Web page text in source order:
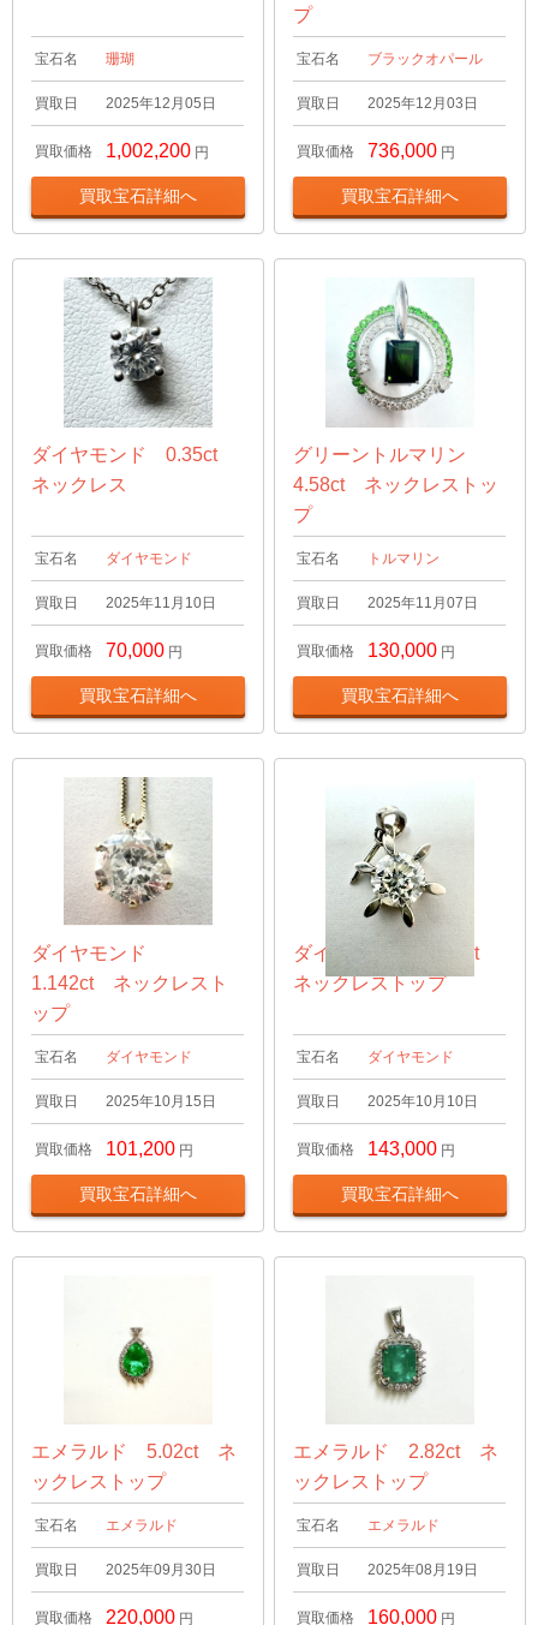
宝石名 珊瑚
買取日 2025年12月05日
買取価格 1,002,200 円
買取宝石詳細へ
プ
宝石名 ブラックオパール
買取日 2025年12月03日
買取価格 736,000 円
買取宝石詳細へ
ダイヤモンド 0.35ct
ネックレス
宝石名 ダイヤモンド
買取日 2025年11月10日
買取価格 70,000 円
買取宝石詳細へ
グリーントルマリン
4.58ct ネックレストッ
プ
宝石名 トルマリン
買取日 2025年11月07日
買取価格 130,000 円
買取宝石詳細へ
ダイヤモンド
1.142ct ネックレスト
ップ
宝石名 ダイヤモンド
買取日 2025年10月15日
買取価格 101,200 円
買取宝石詳細へ
ダイヤモンド 1.01ct
ネックレストップ
宝石名 ダイヤモンド
買取日 2025年10月10日
買取価格 143,000 円
買取宝石詳細へ
エメラルド 5.02ct ネ
ックレストップ
宝石名 エメラルド
買取日 2025年09月30日
買取価格 220,000 円
エメラルド 2.82ct ネ
ックレストップ
宝石名 エメラルド
買取日 2025年08月19日
買取価格 160,000 円